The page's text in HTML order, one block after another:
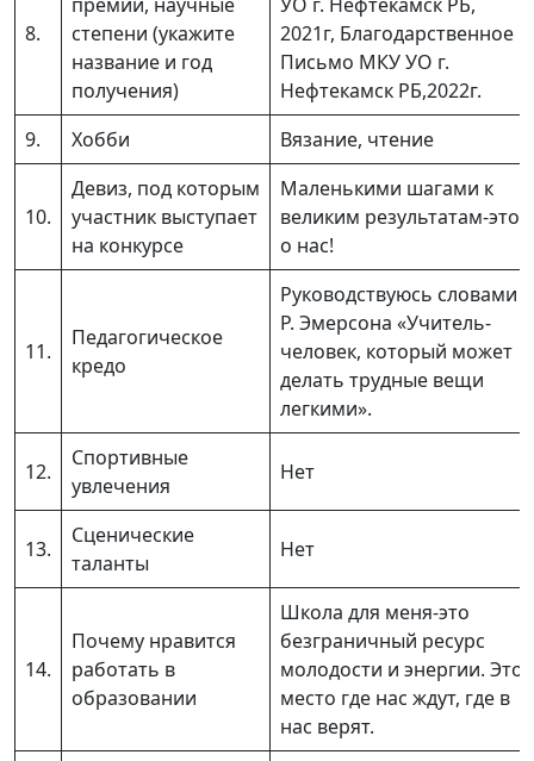
8.
премии, научные
степени (укажите
название и год
получения)
УО г. Нефтекамск РБ,
2021г, Благодарственное
Письмо МКУ УО г.
Нефтекамск РБ,2022г.
9.
Хобби Вязание, чтение
10.
Девиз, под которым
участник выступает
на конкурсе
Маленькими шагами к
великим результатам-это
о нас!
11.
Педагогическое
кредо
Руководствуюсь словами
Р. Эмерсона «Учитель-
человек, который может
делать трудные вещи
легкими».
12.
Спортивные
увлечения
Нет
13.
Сценические
таланты
Нет
14.
Почему нравится
работать в
образовании
Школа для меня-это
безграничный ресурс
молодости и энергии. Это
место где нас ждут, где в
нас верят.